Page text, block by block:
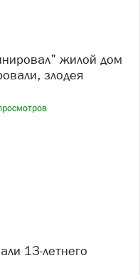
злодея